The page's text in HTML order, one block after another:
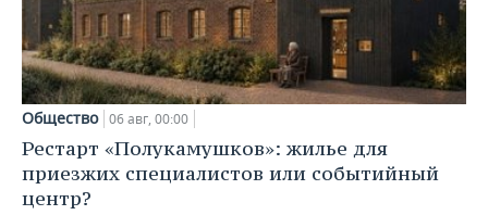
Общество 06 авг, 00:00
Рестарт «Полукамушков»: жилье для
приезжих специалистов или событийный
центр?